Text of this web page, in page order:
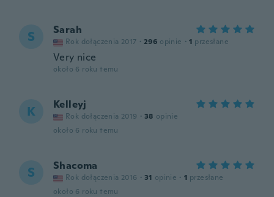
S Sarah
Rok dołączenia 2017 · 296 opinie · 1 przesłane
Very nice
około 6 roku temu
K Kelleyj
Rok dołączenia 2019 · 38 opinie
około 6 roku temu
S Shacoma
Rok dołączenia 2016 · 31 opinie · 1 przesłane
około 6 roku temu